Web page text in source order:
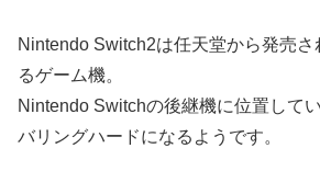
Nintendo Switch2は任天堂から発売さ
るゲーム機。
Nintendo Switchの後継機に位置して
バリングハードになるようです。